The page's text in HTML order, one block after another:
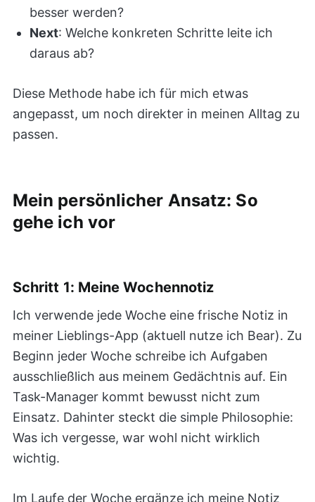
besser werden?
Next: Welche konkreten Schritte leite ich
daraus ab?
Diese Methode habe ich für mich etwas
angepasst, um noch direkter in meinen Alltag zu
passen.
Mein persönlicher Ansatz: So
gehe ich vor
Schritt 1: Meine Wochennotiz
Ich verwende jede Woche eine frische Notiz in
meiner Lieblings-App (aktuell nutze ich Bear). Zu
Beginn jeder Woche schreibe ich Aufgaben
ausschließlich aus meinem Gedächtnis auf. Ein
Task-Manager kommt bewusst nicht zum
Einsatz. Dahinter steckt die simple Philosophie:
Was ich vergesse, war wohl nicht wirklich
wichtig.
Im Laufe der Woche ergänze ich meine Notiz